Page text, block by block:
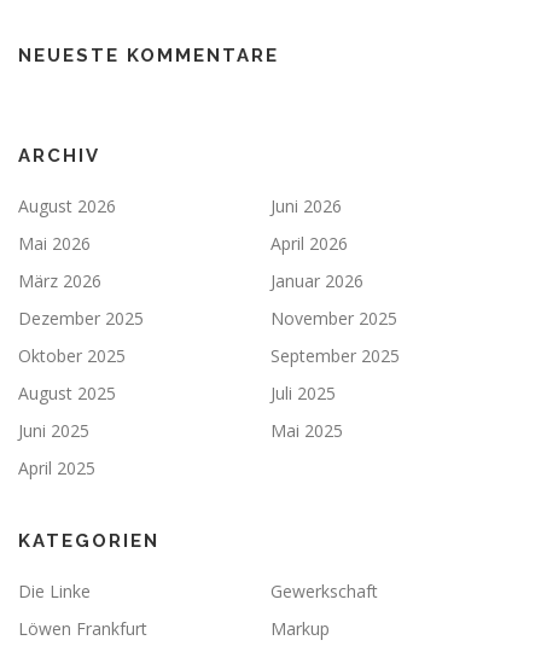
NEUESTE KOMMENTARE
ARCHIV
August 2026
Juni 2026
Mai 2026
April 2026
März 2026
Januar 2026
Dezember 2025
November 2025
Oktober 2025
September 2025
August 2025
Juli 2025
Juni 2025
Mai 2025
April 2025
KATEGORIEN
Die Linke
Gewerkschaft
Löwen Frankfurt
Markup